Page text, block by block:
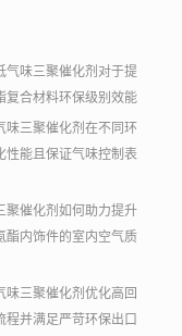
气味三聚催化剂对于提
复合材料环保级别效能
味三聚催化剂在不同环
性能且保证气味控制表
聚催化剂如何助力提升
酯内饰件的室内空气质
味三聚催化剂优化高回
程并满足严苛环保出口